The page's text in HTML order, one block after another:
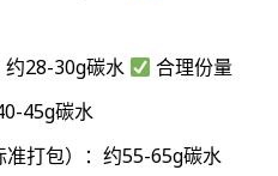
28-30g碳水
合理份量
45g碳水
打包）：约55-65g碳水